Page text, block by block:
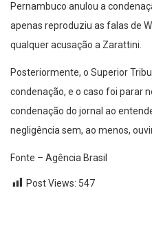
Pernambuco anulou a
apenas reproduziu as falas de
qualquer acusação a Zarattini.
Posteriormente, o Superior
condenação, e o caso foi parar
condenação do jornal ao
negligência sem, ao menos,
Fonte – Agência Brasil
Post Views: 547